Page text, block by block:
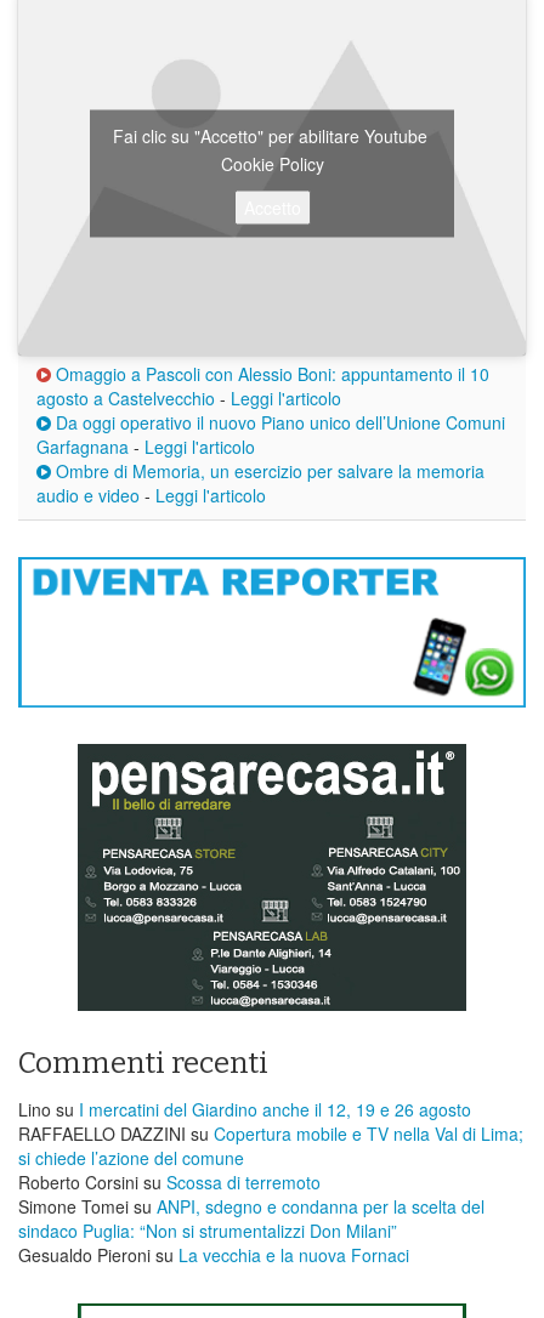
Fai clic su "Accetto" per abilitare Youtube
Cookie Policy
Omaggio a Pascoli con Alessio Boni: appuntamento il 10
agosto a Castelvecchio - Leggi l'articolo
Da oggi operativo il nuovo Piano unico dell’Unione Comuni
Garfagnana - Leggi l'articolo
Ombre di Memoria, un esercizio per salvare la memoria
audio e video - Leggi l'articolo
Commenti recenti
Lino su I mercatini del Giardino anche il 12, 19 e 26 agosto
RAFFAELLO DAZZINI su ​Copertura mobile e TV nella Val di Lima;
si chiede l’azione del comune
Roberto Corsini su Scossa di terremoto
Simone Tomei su ANPI, sdegno e condanna per la scelta del
sindaco Puglia: “Non si strumentalizzi Don Milani”
Gesualdo Pieroni su La vecchia e la nuova Fornaci